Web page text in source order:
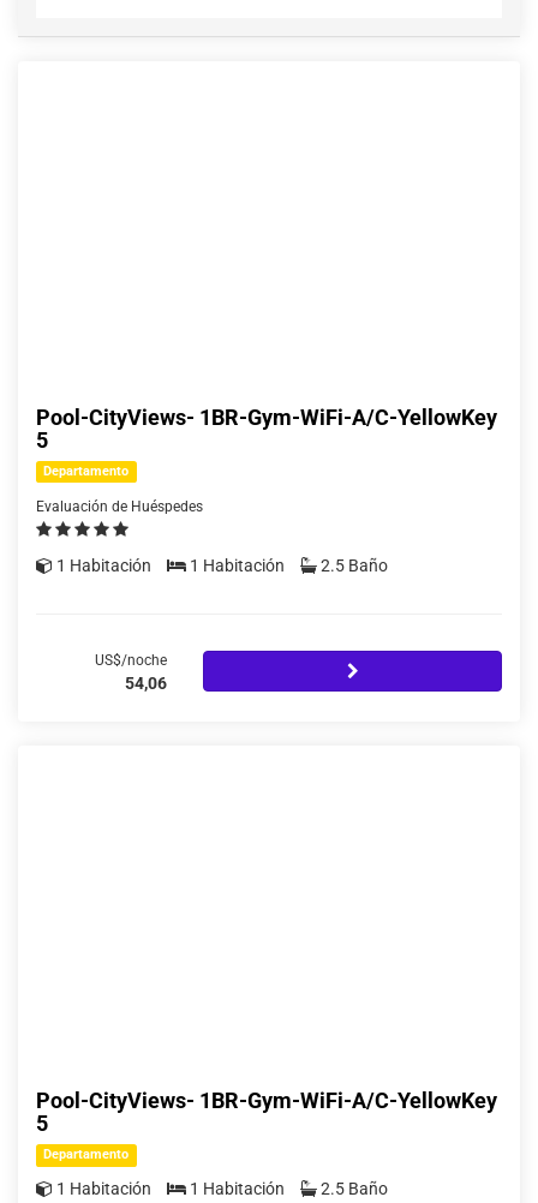
Pool-CityViews- 1BR-Gym-WiFi-A/C-YellowKey
5
Departamento
Evaluación de Huéspedes
1 Habitación 1 Habitación 2.5 Baño
US$/noche
54,06
Pool-CityViews- 1BR-Gym-WiFi-A/C-YellowKey
5
Departamento
1 Habitación 1 Habitación 2.5 Baño